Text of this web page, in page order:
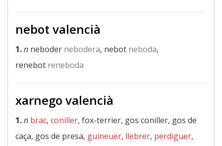
nebot valencià
1.n neboder nebodera, nebot neboda,
renebot reneboda
xarnego valencià
1.n brac, coniller, fox-terrier, gos coniller, gos de
caça, gos de presa, guineuer, llebrer, perdiguer,